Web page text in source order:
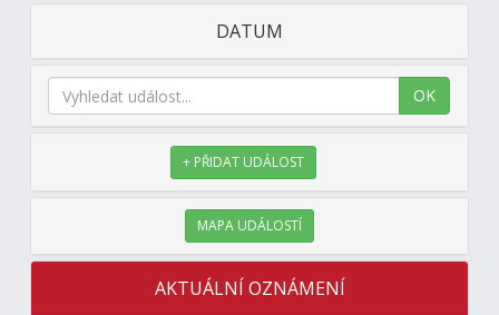
DATUM
OK
+ PŘIDAT UDÁLOST
MAPA UDÁLOSTÍ
AKTUÁLNÍ OZNÁMENÍ